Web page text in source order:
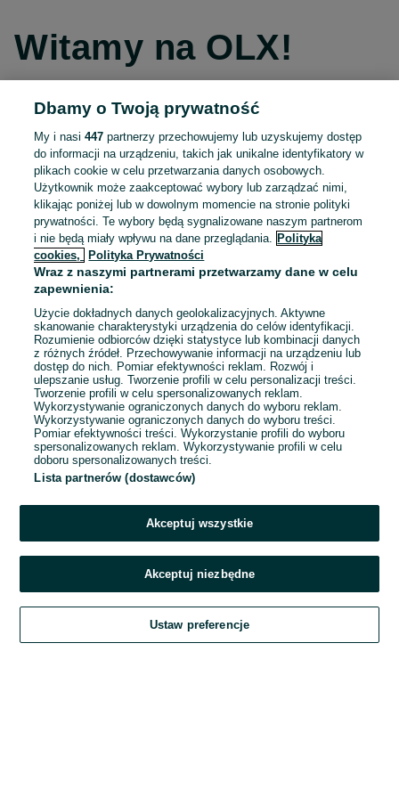
Witamy na OLX!
Kontynuuj przez Facebooka
Kontynuuj przez konto Apple
Kontynuuj przez konto Google
LUB
E-mail
Hasło
Zaloguj się
Kontynuując za pośrednictwem jednego z dostawców wskazanych powyżej,
OLX.pl w jego aktualnym brzmieniu.
Dbamy o Twoją prywatność
My i nasi447 partnerzy przechowujemy lub uzyskujemy dostęp
do informacji na urządzeniu, takich jak unikalne identyfikatory w
plikach cookie w celu przetwarzania danych osobowych.
Użytkownik może zaakceptować wybory lub zarządzać nimi,
klikając poniżej lub w dowolnym momencie na stronie polityki
prywatności. Te wybory będą sygnalizowane naszym partnerom
i nie będą miały wpływu na dane przeglądania.
Polityka
cookies,
Polityka Prywatności
Wraz z naszymi partnerami przetwarzamy dane w celu
zapewnienia:
Użycie dokładnych danych geolokalizacyjnych. Aktywne
skanowanie charakterystyki urządzenia do celów identyfikacji.
Rozumienie odbiorców dzięki statystyce lub kombinacji danych
z różnych źródeł. Przechowywanie informacji na urządzeniu lub
dostęp do nich. Pomiar efektywności reklam. Rozwój i
ulepszanie usług. Tworzenie profili w celu personalizacji treści.
Tworzenie profili w celu spersonalizowanych reklam.
Wykorzystywanie ograniczonych danych do wyboru reklam.
Wykorzystywanie ograniczonych danych do wyboru treści.
Pomiar efektywności treści. Wykorzystanie profili do wyboru
spersonalizowanych reklam. Wykorzystywanie profili w celu
doboru spersonalizowanych treści.
Lista partnerów (dostawców)
Akceptuj wszystkie
Akceptuj niezbędne
Ustaw preferencje